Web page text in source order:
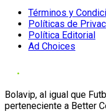
Términos y
Políticas de
Política Editorial
Ad Choices
Bolavip, al igual que
perteneciente a Better